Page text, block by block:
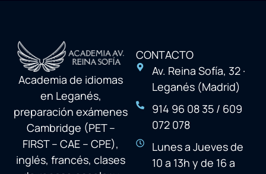
Academia de idiomas
en Leganés,
preparación exámenes
Cambridge (PET –
FIRST – CAE – CPE),
inglés, francés, clases
CONTACTO
Av. Reina Sofía, 32 ·
Leganés (Madrid)
914 96 08 35 / 609
072 078
Lunes a Jueves de
10 a 13h y de 16 a